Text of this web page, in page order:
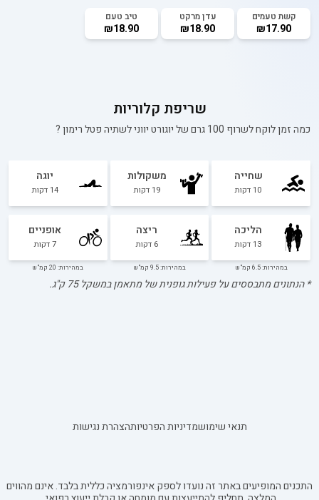
קשת טעמים
₪17.90
עדן מרקט
₪18.90
טיב טעם
₪18.90
שריפת קלוריות
כמה זמן לוקח לשרוף 100 גרם של יוגורט יווני לשתיה פטל רימון?
שחייה
10 דקות
משקולות
19 דקות
יוגה
14 דקות
הליכה
13 דקות
במהירות: 6.5 קמ"ש
ריצה
6 דקות
במהירות: 9.5 קמ"ש
אופניים
7דקות
במהירות: 20 קמ"ש
* הנתונים מתבססים על פעילות גופנית של מתאמן במשקל75ק"ג.
תנאי שימושמדיניות הפרטיותהצהרת נגישות
התכנים המופיעים באתר זה נועדו לספק אינפורמציה כללית בלבד. אינם מהווים